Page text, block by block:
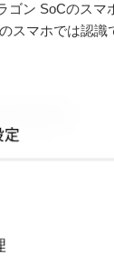
ゴン SoCのスマ
スマホでは認識